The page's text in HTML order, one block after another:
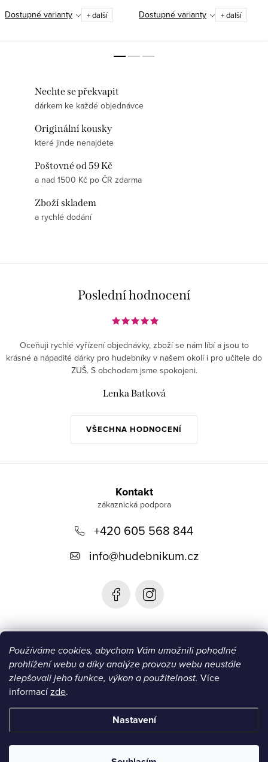
Používáme cookies, abychom Vám umožnili pohodlné
prohlížení webu a díky analýze provozu webu neustále
zlepšovali jeho funkce, výkon a použitelnost. Více
informacízde.
Nastavení
originální kousky oblečení?
Podívejte se na naši novinku -
Dostupné varianty + další
materiál pro celodenní pohodlí✅
Vysoká gramáž (180 g/m²) –
Dostupné varianty + další
Nechte se překvapit
dárkem ke každé objednávce
Originální kousky
které jinde nenajdete
Poštovné od 59 Kč
a nad 1500 Kč po ČR zdarma
Zboží skladem
a rychlé dodání
Poslední hodnocení
VŠECHNA HODNOCENÍ
Oceňuji rychlé vyřízení objednávky, zboží se nám líbí a jsou to
krásné a nápadité dárky pro hudebníky v našem okolí i pro učitele do
ZUŠ. S obchodem jsme spokojeni.
Lenka Batková
Kontakt
+420 605 568 844
info@hudebnikum.cz
Informace
Blog
Instagram
Copyright 2026HUDEBNIKUM.CZ. Všechna práva vyhrazena.